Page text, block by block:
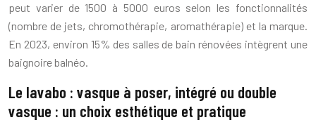
peut varier de 1500 à 5000 euros selon les fonctionnalités
(nombre de jets, chromothérapie, aromathérapie) et la marque.
En 2023, environ 15% des salles de bain rénovées intègrent une
baignoire balnéo.
Le lavabo : vasque à poser, intégré ou double
vasque : un choix esthétique et pratique